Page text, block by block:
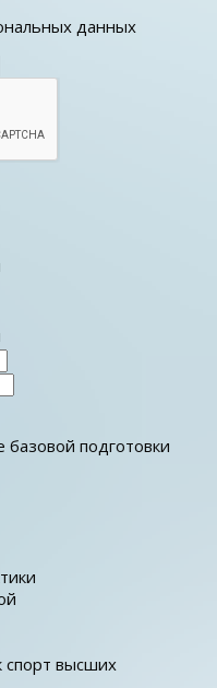
данных
базовой подготовки
спорт высших